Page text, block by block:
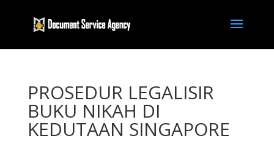
PROSEDUR LEGALISIR
BUKU NIKAH DI
KEDUTAAN SINGAPORE